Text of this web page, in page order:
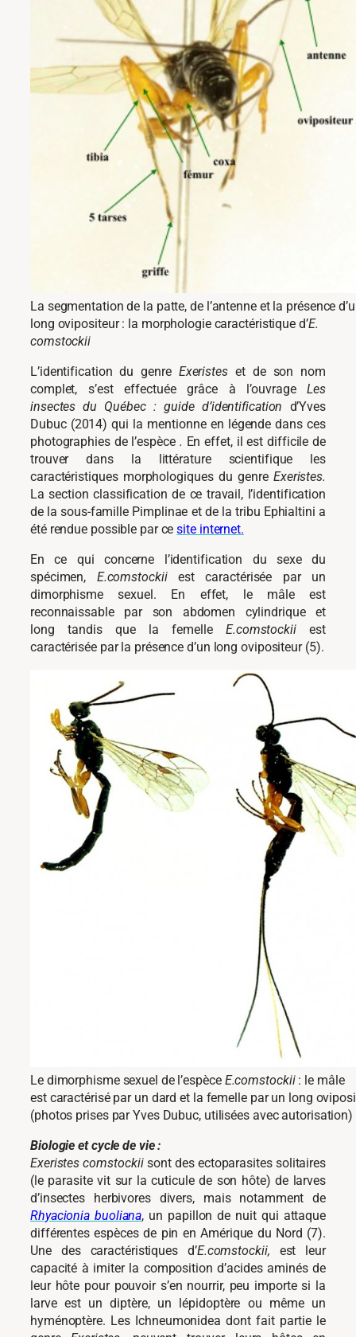
La segmentation de la patte, de l’antenne et la présence
long ovipositeur : la morphologie caractéristique d’E.
comstockii
L’identification du genre Exeristes et de son nom
complet, s’est effectuée grâce
à l’ouvrage
Les
insectes du Québec : guide d’identification d’Yves
Dubuc (2014) qui la mentionne en légende dans ces
photographies de l’espèce. En effet, il est difficile de
trouver dans la littérature scientifique les
caractéristiques morphologiques du genre Exeristes.
La section classification de ce travail, l’identification
de la sous-famille Pimplinae et de la tribu Ephialtini a
été rendue possible par cesite internet.
En ce qui concerne l’identification du sexe du
spécimen, E.comstockiiest caractérisée par un
dimorphisme sexuel. En effet, le mâle est
reconnaissable par son abdomen cylindrique et
long tandis que la femelleE.comstockiiest
caractérisée par la présence d’un long ovipositeur (5).
Le dimorphisme sexuel de l’espèce E.comstockii: le mâle
est caractérisé par un dard et la femelle par un long
(photos prises par Yves Dubuc, utilisées avec autorisation)
Biologie et cycle de vie :
Exeristes comstockiisont des ectoparasites solitaires
(le parasite vit sur la cuticule de son hôte) de larves
d’insectes herbivores divers, mais notamment de
Rhyacionia buoliana, un papillon de nuit qui attaque
différentes espèces de pin en Amérique du Nord (7).
Une des caractéristiques d’E.comstockii, est leur
capacité à imiter la composition d’acides aminés de
leur hôte pour pouvoir s’en nourrir, peu importe si la
larve est un diptère, un lépidoptère ou même un
hyménoptère. Les Ichneumonidea dont fait partie le